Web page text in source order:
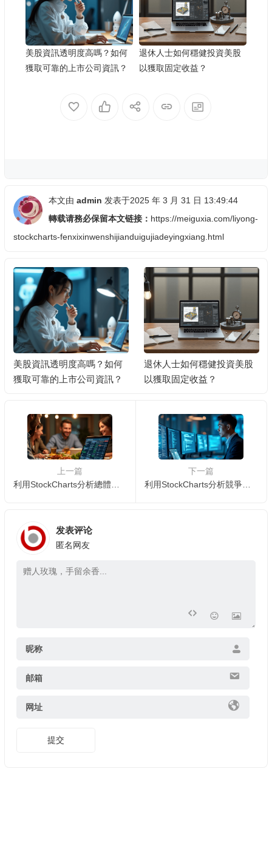
美股資訊透明度高嗎？如何
獲取可靠的上市公司資訊？
退休人士如何穩健投資美股
以獲取固定收益？
本文由 admin 发表于2025 年 3 月 31 日 13:49:44
轉载请務必保留本文链接： https://meiguxia.com/liyong-
stockcharts-fenxixinwenshijianduigujiadeyingxiang.html
美股資訊透明度高嗎？如何
獲取可靠的上市公司資訊？
退休人士如何穩健投資美股
以獲取固定收益？
上一篇
下一篇
利用StockCharts分析競爭對手:了解公司在行業中的地位 📊📈
发表评论
匿名网友
昵称
邮箱
网址
提交